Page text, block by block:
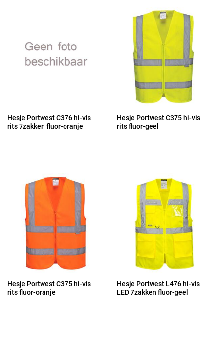
Hesje Portwest C376 hi-vis
rits 7zakken fluor-oranje
Hesje Portwest C375 hi-vis
rits fluor-geel
Hesje Portwest C375 hi-vis
rits fluor-oranje
Hesje Portwest L476 hi-vis
LED 7zakken fluor-geel